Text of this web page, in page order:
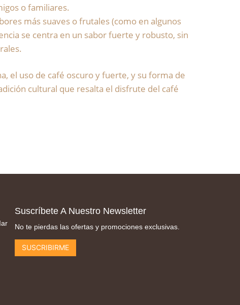
o familiares.
más suaves o frutales (como en algunos
se centra en un sabor fuerte y robusto, sin
el uso de café oscuro y fuerte, y su forma de
cultural que resalta el disfrute del café
Suscríbete A Nuestro Newsletter
No te pierdas las ofertas y promociones exclusivas.
SUSCRIBIRME